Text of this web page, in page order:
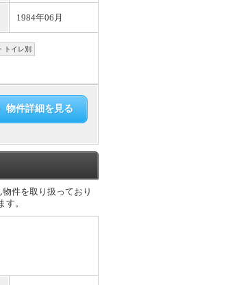
1984年06月
トイレ別
物件詳細を見る
件を取り扱っており
。